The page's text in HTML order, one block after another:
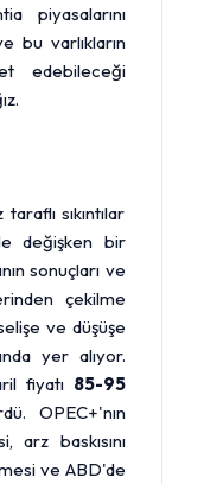
piyasalarını
bu varlıkların
edebileceği
sıkıntılar
değişken bir
sonuçları ve
çekilme
ve düşüşe
yer alıyor.
fiyatı 85-95
OPEC+'nın
arz baskısını
ve ABD'de